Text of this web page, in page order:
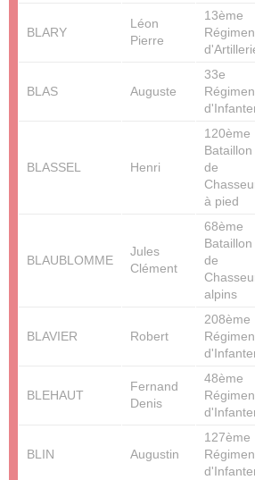
BLARY
Léon
Pierre
13ème
BLAS Auguste
33e
BLASSEL Henri
120ème
Bataillon
de
à pied
BLAUBLOMME
Jules
Clément
68ème
Bataillon
de
alpins
BLAVIER Robert
208ème
BLEHAUT
Fernand
Denis
48ème
BLIN Augustin
127ème